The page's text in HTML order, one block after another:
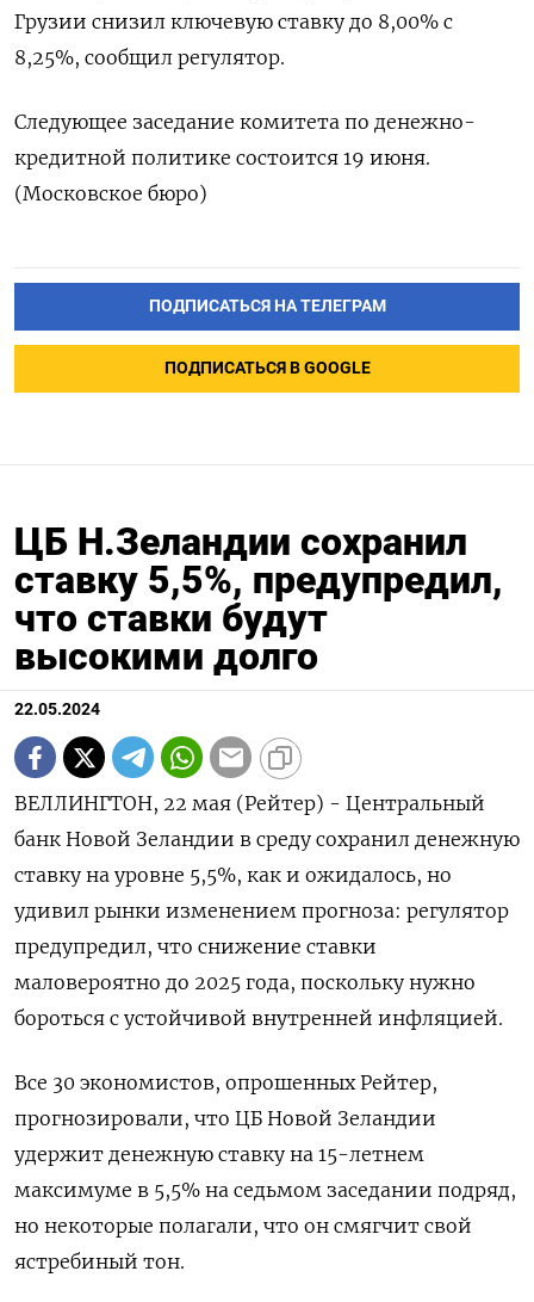
Грузии снизил ключевую ставку до 8,00% с
8,25%, сообщил регулятор.
Следующее заседание комитета по денежно-
кредитной политике состоится 19 июня.
(Московское бюро)
ПОДПИСАТЬСЯ НА ТЕЛЕГРАМ
ПОДПИСАТЬСЯ В GOOGLE
ЦБ Н.Зеландии сохранил
ставку 5,5%, предупредил,
что ставки будут
высокими долго
22.05.2024
ВЕЛЛИНГТОН, 22 мая (Рейтер) - Центральный
банк Новой Зеландии в среду сохранил денежную
ставку на уровне 5,5%, как и ожидалось, но
удивил рынки изменением прогноза: регулятор
предупредил, что снижение ставки
маловероятно до 2025 года, поскольку нужно
бороться с устойчивой внутренней инфляцией.
Все 30 экономистов, опрошенных Рейтер,
прогнозировали, что ЦБ Новой Зеландии
удержит денежную ставку на 15-летнем
максимуме в 5,5% на седьмом заседании подряд,
но некоторые полагали, что он смягчит свой
ястребиный тон.